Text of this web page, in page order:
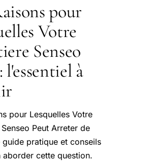
pour
Votre
Senseo
l'essentiel à
pour Lesquelles Votre
Peut Arreter de
pratique et conseils
aborder cette question.